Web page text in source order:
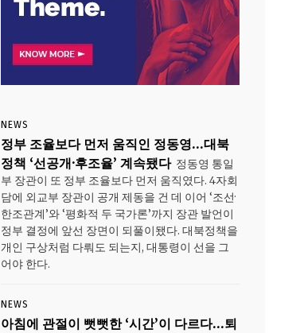
NEWS
정부 조율보다 먼저 움직인 정동영…대북
정책 ‘선공개·후조율’ 계속됐다 정동영 통일
부 장관이 또 정부 조율보다 먼저 움직였다. 4자회
담에 외교부 장관이 공개 제동을 건 데 이어 ‘조선·
한조관계’와 ‘평화적 두 국가론’까지 장관 발언이
정부 결정에 앞선 장면이 되풀이됐다. 대북정책을
개인 구상처럼 다뤄도 되는지, 대통령이 선을 그
어야 한다.
NEWS
아침에 관절이 뻣뻣한 ‘시간’이 다르다…퇴